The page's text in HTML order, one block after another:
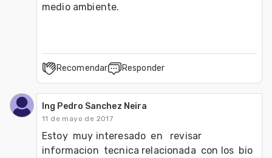
medio ambiente.
Recomendar Responder
Ing Pedro Sanchez Neira
11 de mayo de 2017
Estoy  muy interesado  en   revisar
informacion  tecnica relacionada  con los  bio